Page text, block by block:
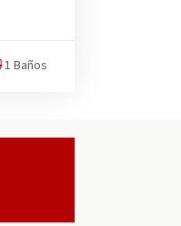
1 Baños